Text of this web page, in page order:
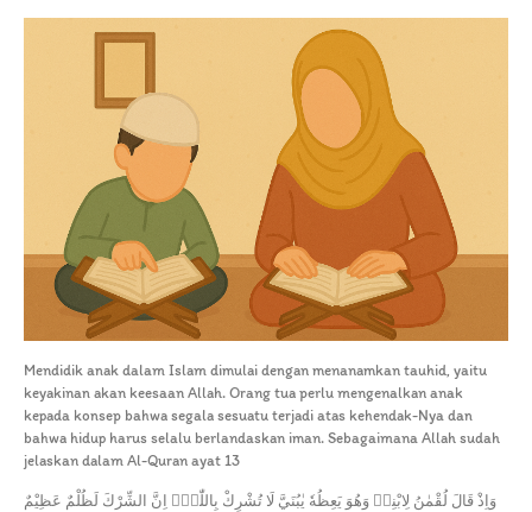
Mendidik anak dalam Islam dimulai dengan menanamkan tauhid, yaitu
keyakinan akan keesaan Allah. Orang tua perlu mengenalkan anak
kepada konsep bahwa segala sesuatu terjadi atas kehendak-Nya dan
bahwa hidup harus selalu berlandaskan iman. Sebagaimana Allah sudah
jelaskan dalam Al-Quran ayat 13
وَاِذْ قَالَ لُقْمٰنُ لِابْنِهٖ وَهُوَ يَعِظُهٗ يٰبُنَيَّ لَا تُشْرِكْ بِاللّٰهِۗ اِنَّ الشِّرْكَ لَظُلْمٌ عَظِيْمٌ